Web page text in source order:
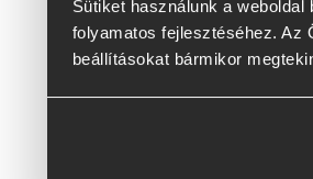
Sütiket használunk a
folyamatos fejlesztéséhez. Az
beállításokat bármikor
Napernyőhöz
kiváló